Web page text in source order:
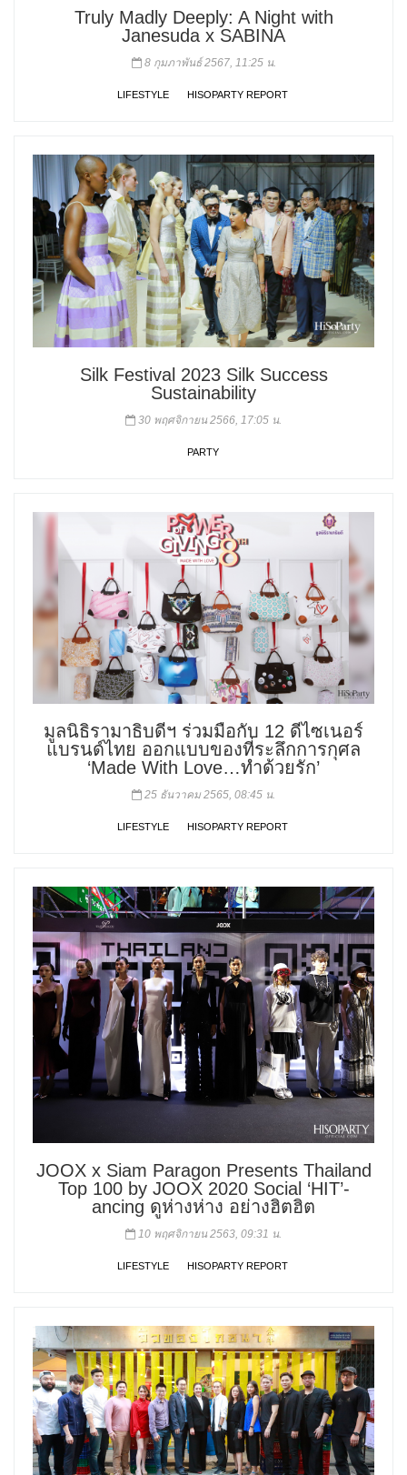
Truly Madly Deeply: A Night with
Janesuda x SABINA
8 กุมภาพันธ์ 2567, 11:25 น.
LIFESTYLE HISOPARTY REPORT
Silk Festival 2023 Silk Success
Sustainability
30 พฤศจิกายน 2566, 17:05 น.
PARTY
มูลนิธิรามาธิบดีฯ ร่วมมือกับ 12 ดีไซเนอร์
แบรนด์ไทย ออกแบบของที่ระลึกการกุศล
‘Made With Love…ทำด้วยรัก’
25 ธันวาคม 2565, 08:45 น.
LIFESTYLE HISOPARTY REPORT
JOOX x Siam Paragon Presents Thailand
Top 100 by JOOX 2020 Social ‘HIT’-
ancing ดูห่างห่าง อย่างฮิตฮิต
10 พฤศจิกายน 2563, 09:31 น.
LIFESTYLE HISOPARTY REPORT